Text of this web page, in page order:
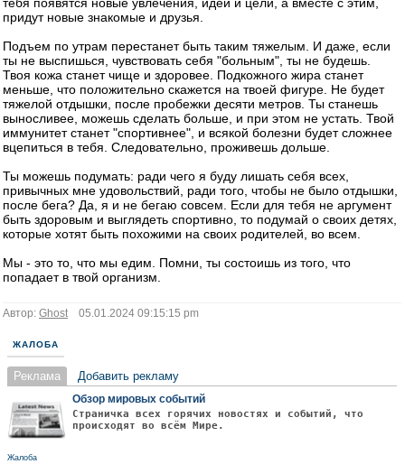
придут новые знакомые и друзья.
Подъем по утрам перестанет быть таким тяжелым. И даже, если
ты не выспишься, чувствовать себя "больным", ты не будешь.
Твоя кожа станет чище и здоровее. Подкожного жира станет
меньше, что положительно скажется на твоей фигуре. Не будет
тяжелой отдышки, после пробежки десяти метров. Ты станешь
выносливее, можешь сделать больше, и при этом не устать. Твой
иммунитет станет "спортивнее", и всякой болезни будет сложнее
вцепиться в тебя. Следовательно, проживешь дольше.
Ты можешь подумать: ради чего я буду лишать себя всех,
привычных мне удовольствий, ради того, чтобы не было отдышки,
после бега? Да, я и не бегаю совсем. Если для тебя не аргумент
быть здоровым и выглядеть спортивно, то подумай о своих детях,
которые хотят быть похожими на своих родителей, во всем.
Мы - это то, что мы едим. Помни, ты состоишь из того, что
попадает в твой организм.
Автор: Ghost05.01.2024 09:15:15 pm
ЖАЛОБА
Реклама Добавить рекламу
Обзор мировых событий
Страничка всех горячих новостях и событий, что
происходят во всём Мире.
Жалоба